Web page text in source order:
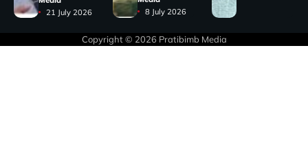
21 July 2026
8 July 2026
Copyright © 2026 Pratibimb Media